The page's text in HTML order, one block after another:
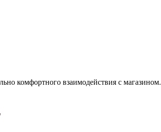
комфортного взаимодействия с магазином.